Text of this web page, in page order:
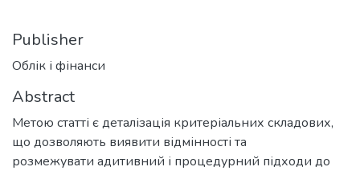
Publisher
Облік і фінанси
Abstract
Метою статті є деталізація критеріальних складових,
що дозволяють виявити відмінності та
розмежувати адитивний і процедурний підходи до